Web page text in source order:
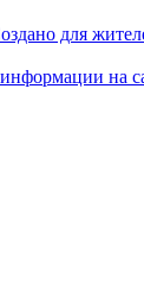
для
на